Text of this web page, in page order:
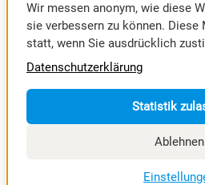
SPORTMESSE
RIEDER MESSE
RIEDER VOLKSFEST
Wir messen anonym, wie diese
sie verbessern zu können. Diese
statt, wenn Sie ausdrücklich
Datenschutzerklärung
Statistik
Ablehnen